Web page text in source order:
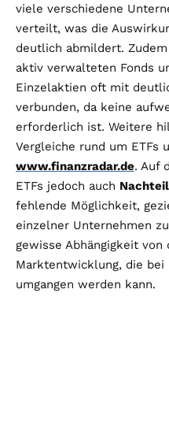
viele verschiedene
verteilt, was die
deutlich abmildert.
aktiv verwalteten Fonds
Einzelaktien oft mit
verbunden, da keine
erforderlich ist. Weitere
Vergleiche rund um ETFs
www.finanzradar.de. Auf
ETFs jedoch auch
fehlende Möglichkeit,
einzelner Unternehmen
gewisse Abhängigkeit von
Marktentwicklung, die bei
umgangen werden kann.